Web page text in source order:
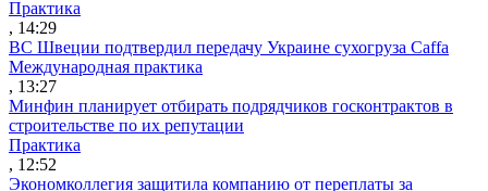
Практика
, 14:29
ВС Швеции подтвердил передачу Украине сухогруза Caffa
Международная практика
, 13:27
Минфин планирует отбирать подрядчиков госконтрактов в
строительстве по их репутации
Практика
, 12:52
Экономколлегия защитила компанию от переплаты за